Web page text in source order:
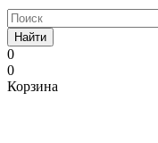
Найти
0
0
Корзина